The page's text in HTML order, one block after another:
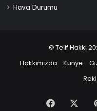
Hava Durumu
© Telif Hakkı
Hakkımızda
Künye
Facebook